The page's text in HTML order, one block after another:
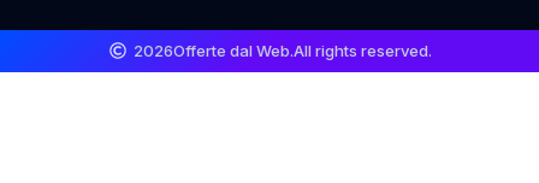
2026Offerte dal Web.All rights reserved.